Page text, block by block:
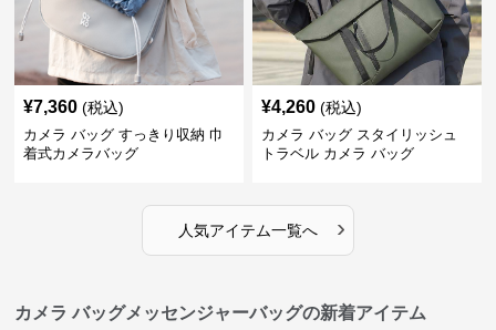
¥7,360 (税込)
カメラ バッグ すっきり収納 巾
着式カメラバッグ
¥4,260 (税込)
カメラ バッグ スタイリッシュ
トラベル カメラ バッグ
人気アイテム一覧へ ›
カメラ バッグメッセンジャーバッグの新着アイテム